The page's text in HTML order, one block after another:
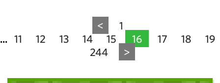
< 1
... 11 12 13 14 15 16 17 18
19
244
>